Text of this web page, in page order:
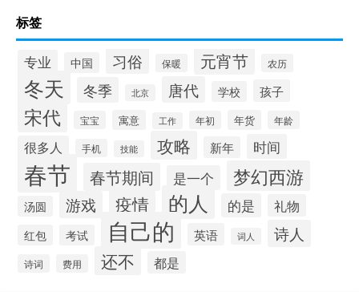
标签
专业 中国 习俗 保暖 元宵节 农历
冬天 冬季 北京 唐代 学校 孩子
宋代 宝宝 寓意 工作 年初 年货 年龄
很多人 手机 技能 攻略 新年 时间
春节 春节期间 是一个 梦幻西游
汤圆 游戏 疫情 的人 的是 礼物
红包 考试 自己的 英语 词人 诗人
诗词 费用 还不 都是